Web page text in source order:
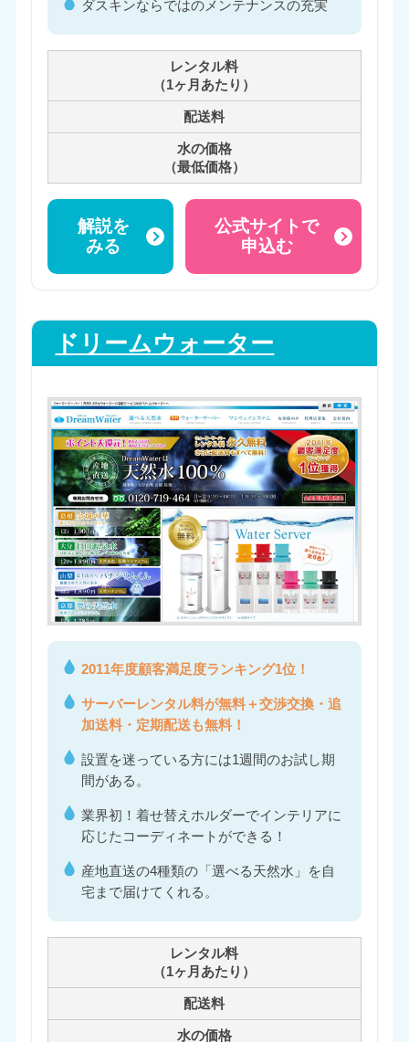
ダスキンならではのメンテナンスの充実
レンタル料
（1ヶ月あたり）
配送料
水の価格
（最低価格）
解説を
みる
公式サイトで
申込む
ドリームウォーター
2011年度顧客満足度ランキング1位！
サーバーレンタル料が無料＋交渉交換・追
加送料・定期配送も無料！
設置を迷っている方には1週間のお試し期
間がある。
業界初！着せ替えホルダーでインテリアに
応じたコーディネートができる！
産地直送の4種類の「選べる天然水」を自
宅まで届けてくれる。
レンタル料
（1ヶ月あたり）
配送料
水の価格